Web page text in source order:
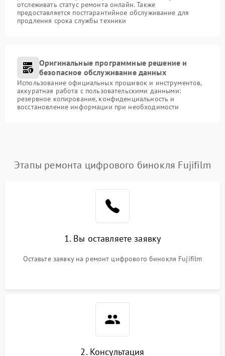
отслеживать статус ремонта онлайн. Также
предоставляется постгарантийное обслуживание для
продления срока службы техники
Оригинальные программные решение и
безопасное обслуживание данных
Использование официальных прошивок и инструментов,
аккуратная работа с пользовательскими данными:
резервное копирование, конфиденциальность и
восстановление информации при необходимости
Этапы ремонта цифрового бинокля Fujifilm
1. Вы оставляете заявку
Оставьте заявку на ремонт цифрового бинокля Fujifilm
2. Консультация